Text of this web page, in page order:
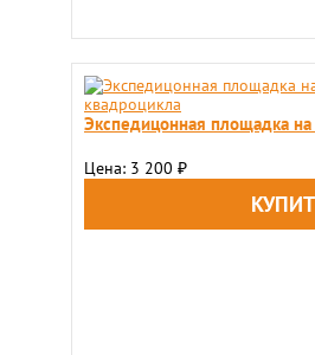
Экспедицонная площадка
Цена: 3 200 ₽